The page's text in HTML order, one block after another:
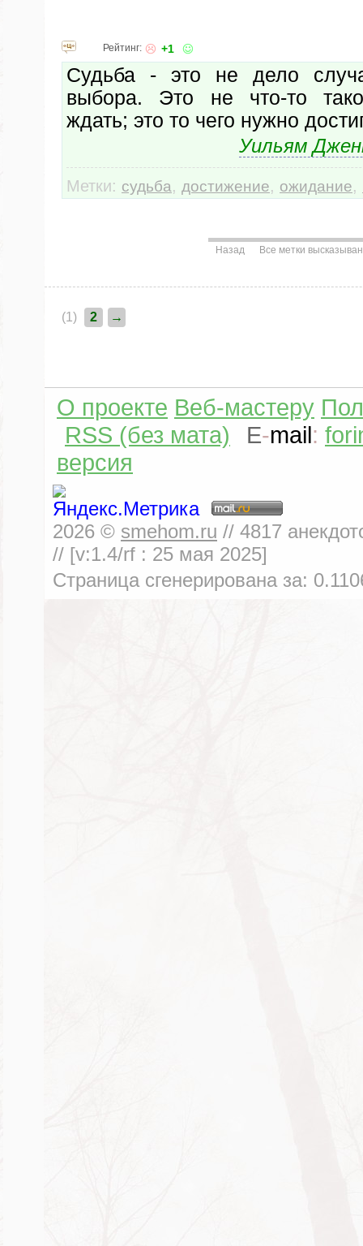
Рейтинг: +1
Судьба - это не дело
выбора. Это не что-то
ждать; это то чего нужно
Уильям
Метки: судьба, достижение, ожидание,
Назад Все метки
(1) 2 →
О проекте Веб-мастеру
RSS (без мата)
E-mail:
версия
2026 © smehom.ru // 4817
// [v:1.4/rf : 25 мая 2025]
Страница сгенерирована за: